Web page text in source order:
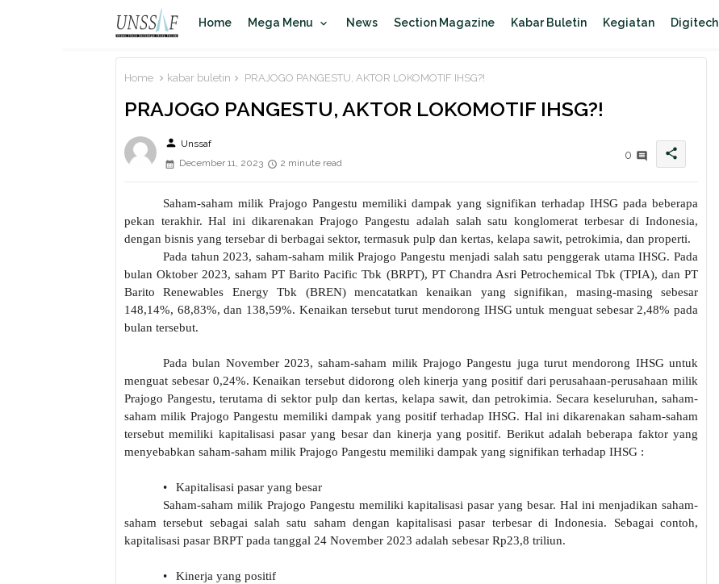
Home Mega Menu News Section Magazine Kabar Buletin Kegiatan Digitech
Home kabar buletin PRAJOGO PANGESTU, AKTOR LOKOMOTIF IHSG?!
PRAJOGO PANGESTU, AKTOR LOKOMOTIF IHSG?!
person Unssaf
December 11, 2023
2 minute read
0 share
Saham-saham milik Prajogo Pangestu memiliki dampak yang signifikan terhadap IHSG pada beberapa
pekan terakhir. Hal ini dikarenakan Prajogo Pangestu adalah salah satu konglomerat terbesar di Indonesia,
dengan bisnis yang tersebar di berbagai sektor, termasuk pulp dan kertas, kelapa sawit, petrokimia, dan properti.
Pada tahun 2023, saham-saham milik Prajogo Pangestu menjadi salah satu penggerak utama IHSG. Pada
bulan Oktober 2023, saham PT Barito Pacific Tbk (BRPT), PT Chandra Asri Petrochemical Tbk (TPIA), dan PT
Barito Renewables Energy Tbk (BREN) mencatatkan kenaikan yang signifikan, masing-masing sebesar
148,14%, 68,83%, dan 138,59%. Kenaikan tersebut turut mendorong IHSG untuk menguat sebesar 2,48% pada
bulan tersebut.
Pada bulan November 2023, saham-saham milik Prajogo Pangestu juga turut mendorong IHSG untuk
menguat sebesar 0,24%. Kenaikan tersebut didorong oleh kinerja yang positif dari perusahaan-perusahaan milik
Prajogo Pangestu, terutama di sektor pulp dan kertas, kelapa sawit, dan petrokimia. Secara keseluruhan, saham-
saham milik Prajogo Pangestu memiliki dampak yang positif terhadap IHSG. Hal ini dikarenakan saham-saham
tersebut memiliki kapitalisasi pasar yang besar dan kinerja yang positif. Berikut adalah beberapa faktor yang
menyebabkan saham-saham milik Prajogo Pangestu memiliki dampak yang signifikan terhadap IHSG :
•
Kapitalisasi pasar yang besar
Saham-saham milik Prajogo Pangestu memiliki kapitalisasi pasar yang besar. Hal ini menjadikan saham-
saham tersebut sebagai salah satu saham dengan kapitalisasi pasar terbesar di Indonesia. Sebagai contoh,
kapitalisasi pasar BRPT pada tanggal 24 November 2023 adalah sebesar Rp23,8 triliun.
•
Kinerja yang positif